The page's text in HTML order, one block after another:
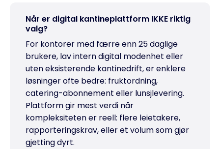
Når er digital kantineplattform IKKE riktig
valg?
For kontorer med færre enn 25 daglige
brukere, lav intern digital modenhet eller
uten eksisterende kantinedrift, er enklere
løsninger ofte bedre: fruktordning,
catering-abonnement eller lunsjlevering.
Plattform gir mest verdi når
kompleksiteten er reell: flere leietakere,
rapporteringskrav, eller et volum som gjør
gjetting dyrt.